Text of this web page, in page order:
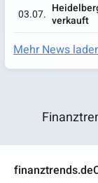
03.07. verkauft
Mehr News
finanztrends.de